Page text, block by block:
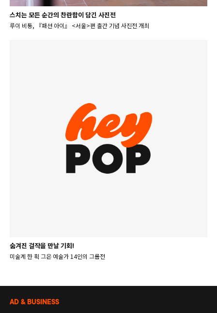
스치는 모든 순간의 찬란함이 담긴 사진전
루이 비통, 『패션 아이』 <서울>편 출간 기념 사진전 개최
숨겨진 걸작을 만날 기회!
미술계 한 획 그은 예술가 14인의 그룹전
AD & BUSINESS